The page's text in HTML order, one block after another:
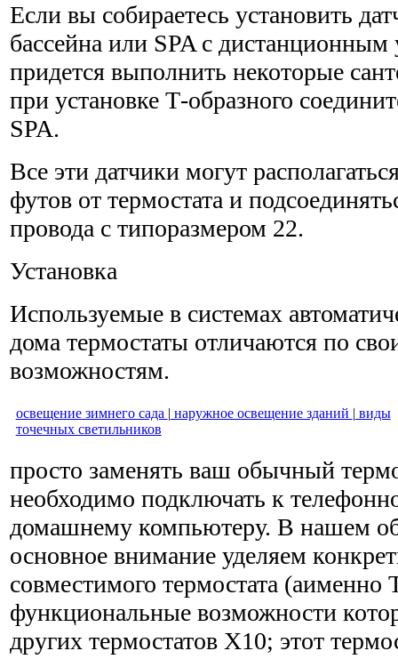
Если вы собираетесь установить
бассейна или SPA с
придется выполнить некоторые
при установке Т-образного
SPA.
Все эти датчики могут
футов от термостата и
провода с типоразмером 22.
Установка
Используемые в системах
дома термостаты отличают­ся по
возможностям.
освещение зимнего сада | наружное освещение зданий | виды
точечных светильников
просто заменять ваш обычный
необходимо подключать к
домашнему компьютеру. В нашем
основное внимание уделяем
совместимого термостата
функциональные возможности
других термостатов Х10; этот